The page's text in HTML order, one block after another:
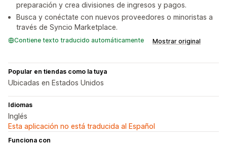
preparación y crea divisiones de ingresos y pagos.
Busca y conéctate con nuevos proveedores o minoristas a
través de Syncio Marketplace.
Contiene texto traducido automáticamente Mostrar original
Popular en tiendas como la tuya
Ubicadas en Estados Unidos
Idiomas
Inglés
Esta aplicación no está traducida al Español
Funciona con